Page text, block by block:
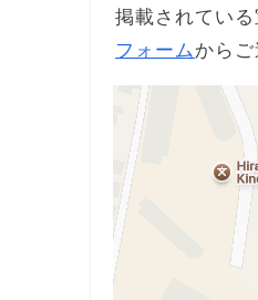
掲載されてい
フォーム からご